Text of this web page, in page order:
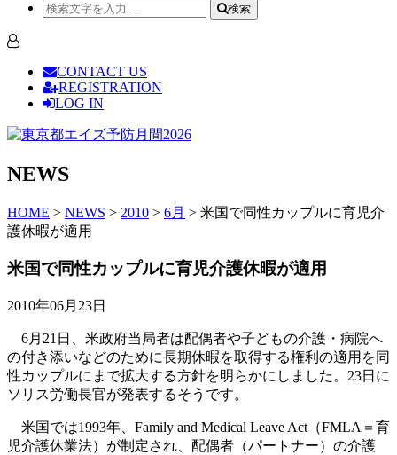
検索
CONTACT US
REGISTRATION
LOG IN
NEWS
HOME > NEWS > 2010 > 6月 > 米国で同性カップルに育児介
護休暇が適用
米国で同性カップルに育児介護休暇が適用
2010年06月23日
6月21日、米政府当局者は配偶者や子どもの介護・病院へ
の付き添いなどのために長期休暇を取得する権利の適用を同
性カップルにまで拡大する方針を明らかにしました。23日に
ソリス労働長官が発表するそうです。
米国では1993年、Family and Medical Leave Act（FMLA＝育
児介護休業法）が制定され、配偶者（パートナー）の介護